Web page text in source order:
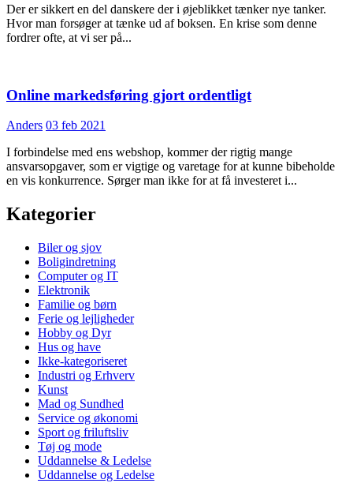
Der er sikkert en del danskere der i øjeblikket tænker nye tanker.
Hvor man forsøger at tænke ud af boksen. En krise som denne
fordrer ofte, at vi ser på...
Online markedsføring gjort ordentligt
Anders 03 feb 2021
I forbindelse med ens webshop, kommer der rigtig mange
ansvarsopgaver, som er vigtige og varetage for at kunne bibeholde
en vis konkurrence. Sørger man ikke for at få investeret i...
Kategorier
Biler og sjov
Boligindretning
Computer og IT
Elektronik
Familie og børn
Ferie og lejligheder
Hobby og Dyr
Hus og have
Ikke-kategoriseret
Industri og Erhverv
Kunst
Mad og Sundhed
Service og økonomi
Sport og friluftsliv
Tøj og mode
Uddannelse & Ledelse
Uddannelse og Ledelse